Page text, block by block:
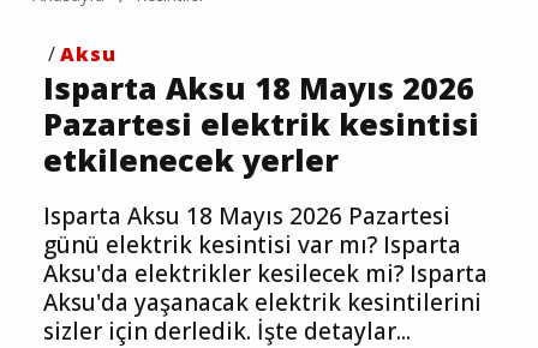
/Aksu
Isparta Aksu 18 Mayıs 2026
Pazartesi elektrik kesintisi
etkilenecek yerler
Isparta Aksu 18 Mayıs 2026 Pazartesi
günü elektrik kesintisi var mı? Isparta
Aksu'da elektrikler kesilecek mi? Isparta
Aksu'da yaşanacak elektrik kesintilerini
sizler için derledik. İşte detaylar...